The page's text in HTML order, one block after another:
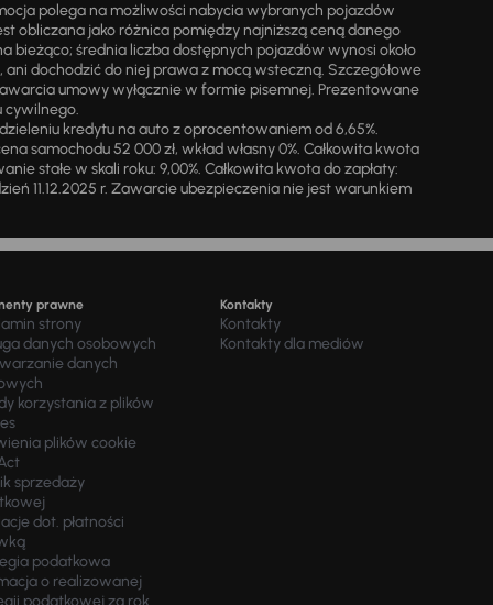
polega na możliwości nabycia wybranych pojazdów
obliczana jako różnica pomiędzy najniższą ceną danego
bieżąco; średnia liczba dostępnych pojazdów wynosi około
dochodzić do niej prawa z mocą wsteczną. Szczegółowe
umowy wyłącznie w formie pisemnej. Prezentowane
cywilnego.
kredytu na auto z oprocentowaniem od 6,65%.
samochodu 52 000 zł, wkład własny 0%. Całkowita kwota
stałe w skali roku: 9,00%. Całkowita kwota do zapłaty:
11.12.2025 r. Zawarcie ubezpieczenia nie jest warunkiem
prawne
strony
danych osobowych
danych
korzystania z plików
plików cookie
sprzedaży
dot. płatności
podatkowa
o realizowanej
podatkowej za rok
Kontakty
Kontakty
Kontakty dla mediów